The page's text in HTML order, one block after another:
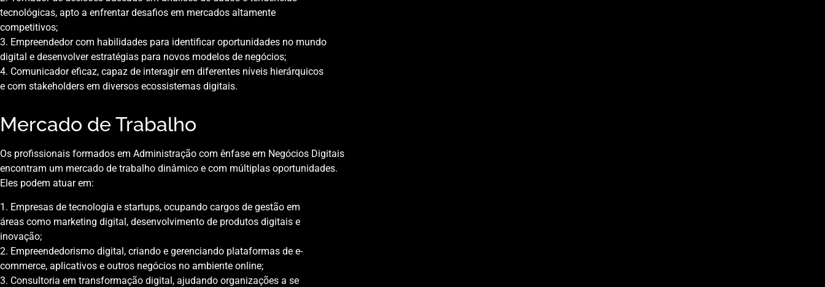
tecnológicas, apto a enfrentar desafios em mercados altamente
competitivos;
3. Empreendedor com habilidades para identificar oportunidades no mundo
digital e desenvolver estratégias para novos modelos de negócios;
4. Comunicador eficaz, capaz de interagir em diferentes níveis hierárquicos
e com stakeholders em diversos ecossistemas digitais.
Mercado de Trabalho
Os profissionais formados em Administração com ênfase em Negócios Digitais
encontram um mercado de trabalho dinâmico e com múltiplas oportunidades.
Eles podem atuar em:
1. Empresas de tecnologia e startups, ocupando cargos de gestão em
áreas como marketing digital, desenvolvimento de produtos digitais e
inovação;
2. Empreendedorismo digital, criando e gerenciando plataformas de e-
commerce, aplicativos e outros negócios no ambiente online;
3. Consultoria em transformação digital, ajudando organizações a se